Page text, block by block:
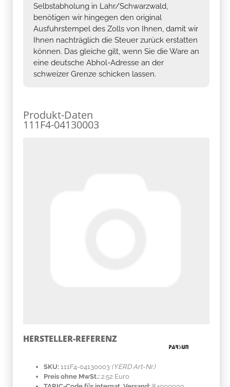
Selbstabholung in Lahr/Schwarzwald,
benötigen wir hingegen den original
Ausfuhrstempel des Zolls von Ihnen, damit wir
Ihnen nachträglich die Steuer zurück erstatten
können. Das gleiche gilt, wenn Sie die Ware an
eine deutsche Abhol-Adresse an der
schweizer Grenze schicken lassen.
Produkt-Daten
111F4-04130003
HERSTELLER-REFERENZ
SKU: 111F4-04130003 (YERD Art-Nr.)
Preis ohne MwSt.: 2.52 Euro